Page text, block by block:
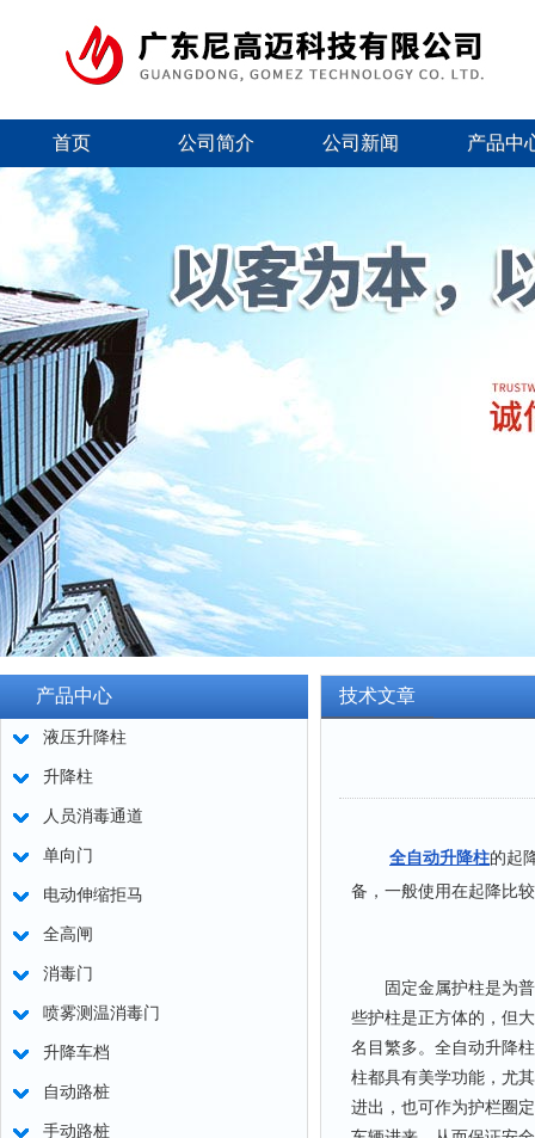
首页 公司简介 公司新闻 产品中
产品中心
液压升降柱
升降柱
人员消毒通道
单向门
电动伸缩拒马
全高闸
消毒门
喷雾测温消毒门
升降车档
自动路桩
手动路桩
技术文章
全自动升降柱的起
备，一般使用在起降比
固定金属护柱是为普
些护柱是正方体的，但
名目繁多。全自动升降
柱都具有美学功能，尤
进出，也可作为护栏圈